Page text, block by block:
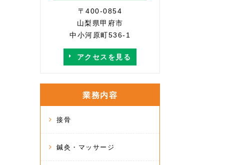
〒400-0854
山梨県甲府市
中小河原町536-1
アクセスを見る
業務内容
接骨
鍼灸・マッサージ